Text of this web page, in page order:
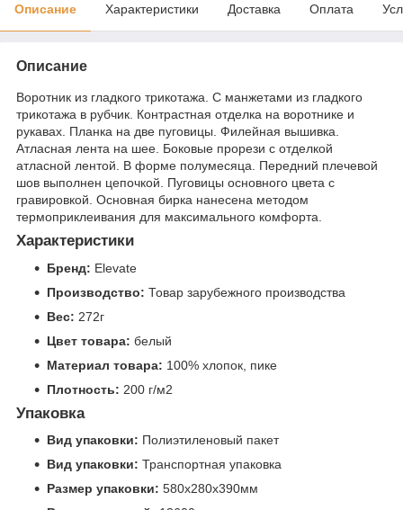
Описание Характеристики Доставка Оплата
Описание
Воротник из гладкого трикотажа. С манжетами из гладкого
трикотажа в рубчик. Контрастная отделка на воротнике и
рукавах. Планка на две пуговицы. Филейная вышивка.
Атласная лента на шее. Боковые прорези с отделкой
атласной лентой. В форме полумесяца. Передний плечевой
шов выполнен цепочкой. Пуговицы основного цвета с
гравировкой. Основная бирка нанесена методом
термоприклеивания для максимального комфорта.
Характеристики
Бренд: Elevate
Производство: Товар зарубежного производства
Вес: 272г
Цвет товара: белый
Материал товара: 100% хлопок, пике
Плотность: 200 г/м2
Упаковка
Вид упаковки: Полиэтиленовый пакет
Вид упаковки: Транспортная упаковка
Размер упаковки: 580x280x390мм